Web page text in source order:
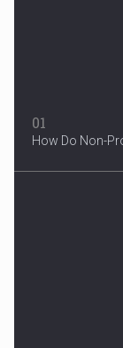
01
How Do Non-